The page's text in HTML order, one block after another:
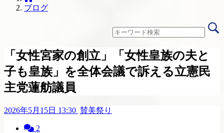
ブログ
「女性宮家の創立」「女性皇族の夫と
子も皇族」を全体会議で訴える立憲民
主党蓮舫議員
2026年5月15日 13:30 賛美祭り
2